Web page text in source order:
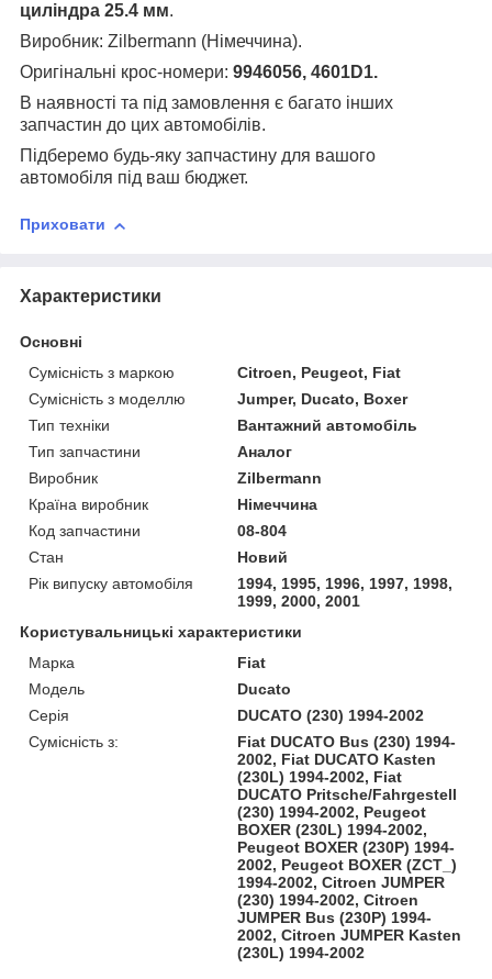
циліндра 25.4 мм.
Виробник: Zilbermann (Німеччина).
Оригінальні крос-номери: 9946056, 4601D1.
В наявності та під замовлення є багато інших
запчастин до цих автомобілів.
Підберемо будь-яку запчастину для вашого
автомобіля під ваш бюджет.
Приховати
Характеристики
Основні
Сумісність з маркою
Citroen, Peugeot, Fiat
Сумісність з моделлю
Jumper, Ducato, Boxer
Тип техніки
Вантажний автомобіль
Тип запчастини
Аналог
Виробник
Zilbermann
Країна виробник
Німеччина
Код запчастини
08-804
Стан
Новий
Рік випуску автомобіля
1994, 1995, 1996, 1997, 1998,
1999, 2000, 2001
Користувальницькі характеристики
Марка
Fiat
Модель
Ducato
Серія
DUCATO (230) 1994-2002
Сумісність з:
Fiat DUCATO Bus (230) 1994-
2002, Fiat DUCATO Kasten
(230L) 1994-2002, Fiat
DUCATO Pritsche/Fahrgestell
(230) 1994-2002, Peugeot
BOXER (230L) 1994-2002,
Peugeot BOXER (230P) 1994-
2002, Peugeot BOXER (ZCT_)
1994-2002, Citroen JUMPER
(230) 1994-2002, Citroen
JUMPER Bus (230P) 1994-
2002, Citroen JUMPER Kasten
(230L) 1994-2002